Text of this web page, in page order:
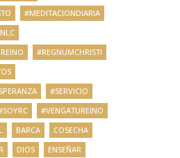
#MEDITACIONDIARIA
#REGNUMCHRISTI
#SERVICIO
#VENGATUREINO
BARCA
COSECHA
DIOS
ENSEÑAR